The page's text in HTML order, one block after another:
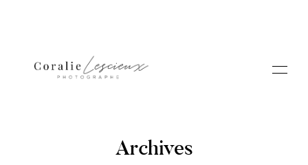
Archives